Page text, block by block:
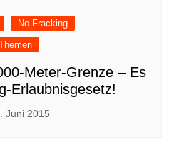
No-Fracking
Meter-Grenze – Es
Erlaubnisgesetz!
Juni 2015